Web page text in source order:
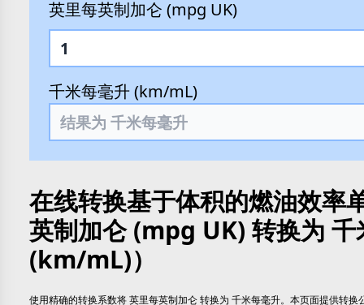
英里每英制加仑 (mpg UK)
千米每毫升 (km/mL)
在线转换基于体积的燃油效率
英制加仑 (mpg UK) 转换为 千
(km/mL)）
使用精确的转换系数将 英里每英制加仑 转换为 千米每毫升。本页面提供转换